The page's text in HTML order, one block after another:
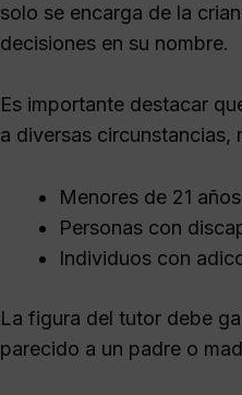
solo se encarga de la
decisiones en su nombre.
Es importante destacar
a diversas circunstancias,
Menores de 21
Personas con
Individuos con
La figura del tutor debe
parecido a un padre o